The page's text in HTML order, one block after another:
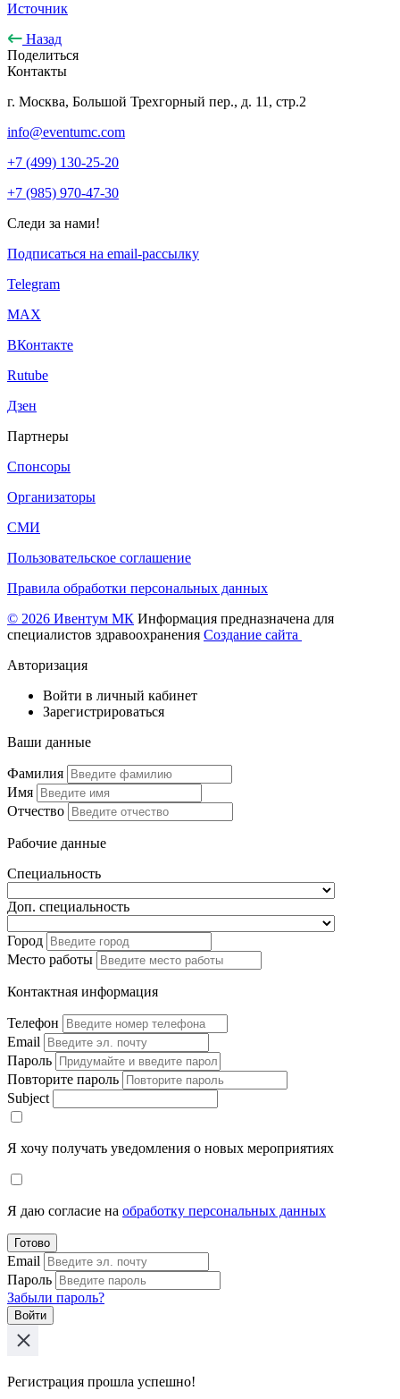
Источник
Назад
Поделиться
Контакты
г. Москва, Большой Трехгорный пер., д. 11, стр.2
info@eventumc.com
+7 (499) 130-25-20
+7 (985) 970-47-30
Следи за нами!
Подписаться на email-рассылку
Telegram
МАХ
ВКонтакте
Rutube
Дзен
Партнеры
Спонсоры
Организаторы
СМИ
Пользовательское соглашение
Правила обработки персональных данных
© 2026 Ивентум МК Информация предназначена для
специалистов здравоохранения Создание сайта
Авторизация
Войти в личный кабинет
Зарегистрироваться
Ваши данные
Фамилия
Имя
Отчество
Рабочие данные
Специальность
Доп. специальность
Город
Место работы
Контактная информация
Телефон
Email
Пароль
Повторите пароль
Subject
Я хочу получать уведомления о новых мероприятиях
Я даю согласие на обработку персональных данных
Готово
Email
Пароль
Забыли пароль?
Войти
Регистрация прошла успешно!